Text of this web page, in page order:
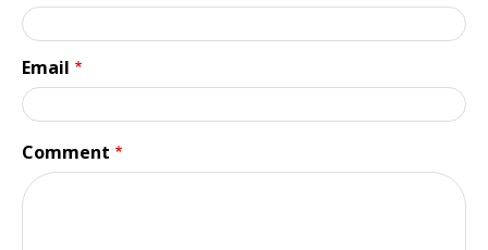
Email
Comment